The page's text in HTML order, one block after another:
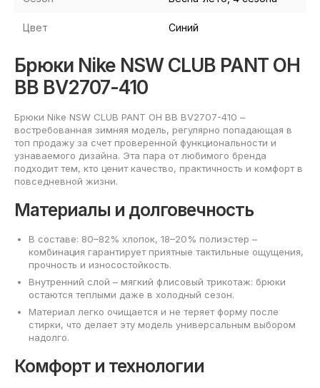
Цвет Синий
Брюки Nike NSW CLUB PANT OH
BB BV2707-410
Брюки Nike NSW CLUB PANT OH BB BV2707-410 –
востребованная зимняя модель, регулярно попадающая в
топ продажу за счет проверенной функциональности и
узнаваемого дизайна. Эта пара от любимого бренда
подходит тем, кто ценит качество, практичность и комфорт в
повседневной жизни.
Материалы и долговечность
В составе: 80–82% хлопок, 18–20% полиэстер –
комбинация гарантирует приятные тактильные ощущения,
прочность и износостойкость.
Внутренний слой – мягкий флисовый трикотаж: брюки
остаются теплыми даже в холодный сезон.
Материал легко очищается и не теряет форму после
стирки, что делает эту модель универсальным выбором
надолго.
Комфорт и технологии